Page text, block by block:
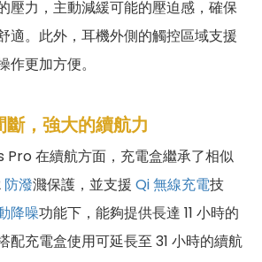
壓力，主動減緩可能的壓迫感，確保
適。此外，耳機外側的觸控區域支援
更加方便。
，強大的續航力
Pro 在續航方面，充電盒繼承了相似
防潑濺保護，並支援 Qi 無線充電技
降噪功能下，能夠提供長達 11 小時的
配充電盒使用可延長至 31 小時的續航